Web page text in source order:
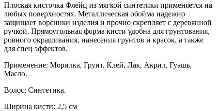
Плоская кисточка Флейц из мягкой синтетики применяется на
любых поверхностях. Металлическая обойма надежно
защищает ворсинки изделия и прочно скрепляет с деревянной
ручкой. Прямоугольная форма кисти удобна для грунтования,
ровного окрашивания, нанесения грунтов и красок, а также
для спец эффектов.
Применение: Морилка, Грунт, Клей, Лак, Акрил, Гуашь,
Масло.
Волос: Синтетика.
Ширина кисти: 2,5 см